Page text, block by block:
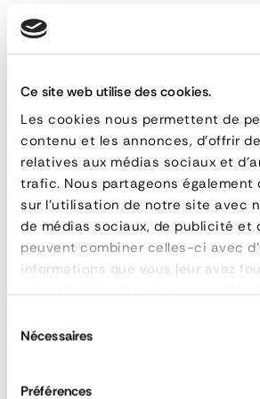
Ce site web utilise des cookies.
Les cookies nous permettent de
contenu et les annonces, d'offrir
relatives aux médias sociaux et
trafic. Nous partageons également
sur l'utilisation de notre site avec
de médias sociaux, de publicité et
peuvent combiner celles-ci avec
informations que vous leur avez
duNécessaires
Préférences
AVS 170 Solid Loading Ramps for
Track Vehicles
AVS
170
Solid
Loading
Ramps
for
Track
RELATED